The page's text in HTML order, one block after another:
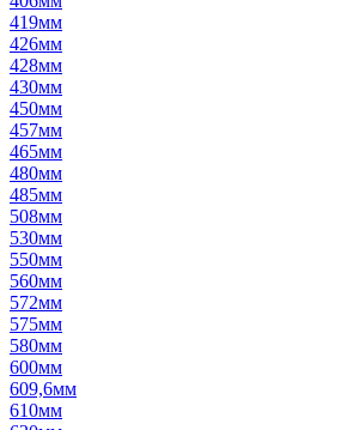
419мм
426мм
428мм
430мм
450мм
457мм
465мм
480мм
485мм
508мм
530мм
550мм
560мм
572мм
575мм
580мм
600мм
609,6мм
610мм